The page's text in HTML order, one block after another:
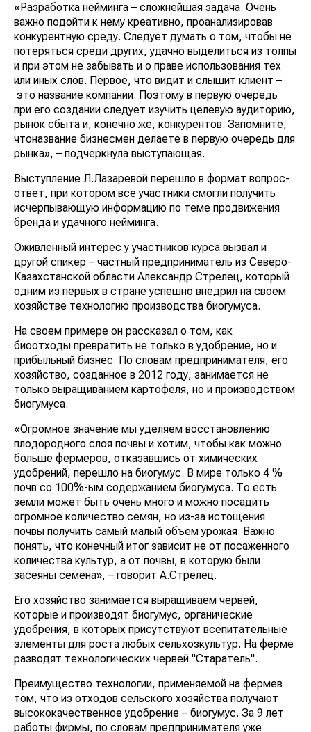
«Разработка нейминга – сложнейшая задача. Очень
важно подойти к нему креативно, проанализировав
конкурентную среду. Следует думать о том, чтобы не
потеряться среди других, удачно выделиться из толпы
и при этом не забывать и о праве использования тех
или иных слов. Первое, что видит и слышит клиент –
это название компании. Поэтому в первую очередь
при его создании следует изучить целевую аудиторию,
рынок сбыта и, конечно же, конкурентов. Запомните,
чтоназвание бизнесмен делаете в первую очередь для
рынка», – подчеркнула выступающая.
Выступление Л.Лазаревой перешло в формат вопрос-
ответ, при котором все участники смогли получить
исчерпывающую информацию по теме продвижения
бренда и удачного нейминга.
Оживленный интерес у участников курса вызвал и
другой спикер – частный предприниматель из Северо-
Казахстанской области Александр Стрелец, который
одним из первых в стране успешно внедрил на своем
хозяйстве технологию производства биогумуса.
На своем примере он рассказал о том, как
биоотходы превратить не только в удобрение, но и
прибыльный бизнес. По словам предпринимателя, его
хозяйство, созданное в 2012 году, занимается не
только выращиванием картофеля, но и производством
биогумуса.
«Огромное значение мы уделяем восстановлению
плодородного слоя почвы и хотим, чтобы как можно
больше фермеров, отказавшись от химических
удобрений, перешло на биогумус. В мире только 4 %
почв со 100%-ым содержанием биогумуса. То есть
земли может быть очень много и можно посадить
огромное количество семян, но из-за истощения
почвы получить самый малый объем урожая. Важно
понять, что конечный итог зависит не от посаженного
количества культур, а от почвы, в которую были
засеяны семена», – говорит А.Стрелец.
Его хозяйство занимается выращиваем червей,
которые и производят биогумус, органические
удобрения, в которых присутствуют всепитательные
элементы для роста любых сельхозкультур. На ферме
разводят технологических червей "Старатель".
Преимущество технологии, применяемой на фермев
том, что из отходов сельского хозяйства получают
высококачественное удобрение – биогумус. За 9 лет
работы фирмы, по словам предпринимателя уже